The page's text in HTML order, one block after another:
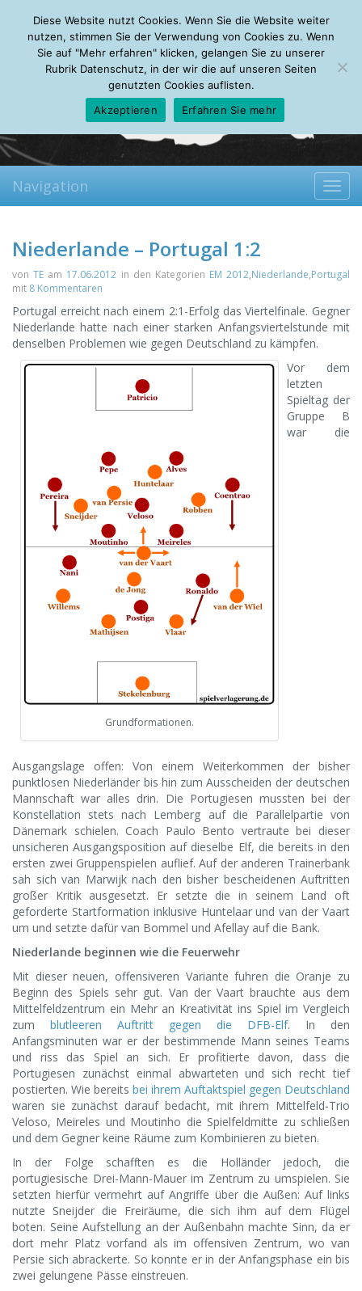
Friday, 07.08.2026
Mein Account
About Autoren Leseempfehlungen FAQ
Navigation
Niederlande – Portugal 1:2
vonTE am 17.06.2012 in den Kategorien EM 2012,Niederlande,Portugal
mit 8 Kommentaren
Portugal erreicht nach einem 2:1-Erfolg das Viertelfinale. Gegner
Niederlande hatte nach einer starken Anfangsviertelstunde mit
denselben Problemen wie gegen Deutschland zu kämpfen.
Grundformationen.
Vor dem
letzten
Spieltag der
Gruppe B
war die
Ausgangslage offen: Von einem Weiterkommen der bisher
punktlosen Niederländer bis hin zum Ausscheiden der deutschen
Mannschaft war alles drin. Die Portugiesen mussten bei der
Konstellation stets nach Lemberg auf die Parallelpartie von
Dänemark schielen. Coach Paulo Bento vertraute bei dieser
unsicheren Ausgangsposition auf dieselbe Elf, die bereits in den
ersten zwei Gruppenspielen auflief. Auf der anderen Trainerbank
sah sich van Marwijk nach den bisher bescheidenen Auftritten
großer Kritik ausgesetzt. Er setzte die in seinem Land oft
geforderte Startformation inklusive Huntelaar und van der Vaart
um und setzte dafür van Bommel und Afellay auf die Bank.
Niederlande beginnen wie die Feuerwehr
Mit dieser neuen, offensiveren Variante fuhren die Oranje zu
Beginn des Spiels sehr gut. Van der Vaart brauchte aus dem
Mittelfeldzentrum ein Mehr an Kreativität ins Spiel im Vergleich
zum blutleeren Auftritt gegen die DFB-Elf. In den
Anfangsminuten war er der bestimmende Mann seines Teams
und riss das Spiel an sich. Er profitierte davon, dass die
Portugiesen zunächst einmal abwarteten und sich recht tief
postierten. Wie bereits bei ihrem Auftaktspiel gegen Deutschland
waren sie zunächst darauf bedacht, mit ihrem Mittelfeld-Trio
Veloso, Meireles und Moutinho die Spielfeldmitte zu schließen
und dem Gegner keine Räume zum Kombinieren zu bieten.
In der Folge schafften es die Holländer jedoch, die
portugiesische Drei-Mann-Mauer im Zentrum zu umspielen. Sie
setzten hierfür vermehrt auf Angriffe über die Außen: Auf links
nutzte Sneijder die Freiräume, die sich ihm auf dem Flügel
boten. Seine Aufstellung an der Außenbahn machte Sinn, da er
dort mehr Platz vorfand als im offensiven Zentrum, wo van
Persie sich abrackerte. So konnte er in der Anfangsphase ein bis
zwei gelungene Pässe einstreuen.
Diese Website nutzt Cookies. Wenn Sie die Website weiter
nutzen, stimmen Sie der Verwendung von Cookies zu. Wenn
Sie auf "Mehr erfahren" klicken, gelangen Sie zu unserer
Rubrik Datenschutz, in der wir die auf unseren Seiten
genutzten Cookies auflisten.
Akzeptieren
Erfahren Sie mehr